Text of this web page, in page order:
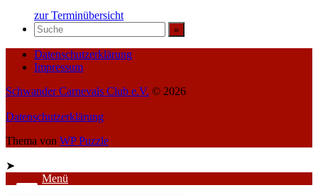
zur Terminübersicht
Datenschutzerklärung
Impressum
Schwander Carnevals Club e.V. © 2026
Datenschutzerklärung
Thema von WP Puzzle
➤
Menü